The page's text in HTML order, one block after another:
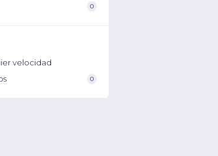
0
velocidad
0